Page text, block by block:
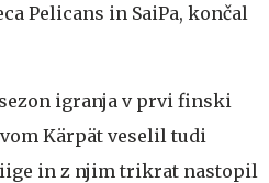
Pelicans in SaiPa, končal
igranja v prvi finski
Kärpät veselil tudi
in z njim trikrat nastopil